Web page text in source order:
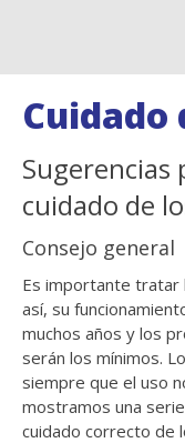
Cuidado
Sugerencias
cuidado de
Consejo general
Es importante tratar
así, su
muchos años y los
serán los mínimos.
siempre que el uso
mostramos una
cuidado correcto de